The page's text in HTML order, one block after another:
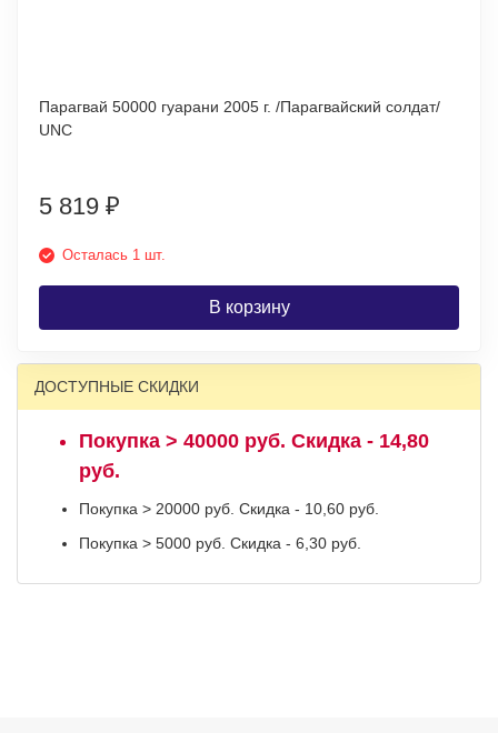
Парагвай 50000 гуарани 2005 г. /Парагвайский солдат/
UNC
5 819 ₽
Осталась 1 шт.
В корзину
ДОСТУПНЫЕ СКИДКИ
Покупка > 40000 руб. Скидка - 14,80
руб.
Покупка > 20000 руб. Скидка - 10,60 руб.
Покупка > 5000 руб. Скидка - 6,30 руб.